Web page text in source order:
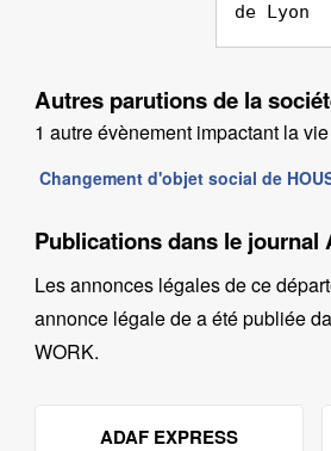
de Lyon
Autres parutions de la
1 autre évènement impactant la
Changement d'objet social de
Publications dans le journal
Les annonces légales de ce
annonce légale de a été publiée
WORK.
ADAF EXPRESS